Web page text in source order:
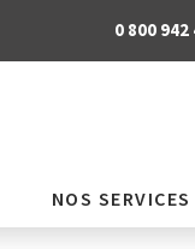
0 800 942
NOS SERVICES